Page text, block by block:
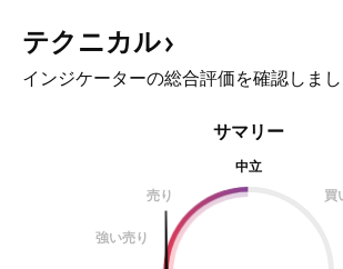
テクニカル
インジケーターの総合評価を確認しまし
サマリー
中立
売り
買
強い売り